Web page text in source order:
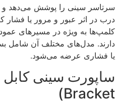
سرتاسر سینی را پوشش می‌دهد و
درب در اثر عبور و مرور یا فشار
کلمپ‌ها به ویژه در مسیرهای
دارند. مدل‌های مختلف آن شامل
یا فشاری عرضه می‌شود.
Bracket)